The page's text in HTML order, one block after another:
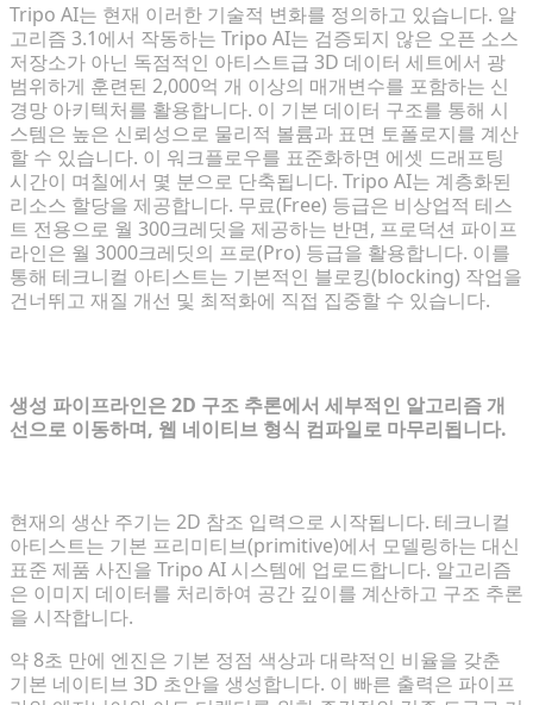
Tripo AI는 현재 이러한 기술적 변화를 정의하고 있습니다. 알
고리즘 3.1에서 작동하는 Tripo AI는 검증되지 않은 오픈 소스
저장소가 아닌 독점적인 아티스트급 3D 데이터 세트에서 광
범위하게 훈련된 2,000억 개 이상의 매개변수를 포함하는 신
경망 아키텍처를 활용합니다. 이 기본 데이터 구조를 통해 시
스템은 높은 신뢰성으로 물리적 볼륨과 표면 토폴로지를 계산
할 수 있습니다. 이 워크플로우를 표준화하면 에셋 드래프팅
시간이 며칠에서 몇 분으로 단축됩니다. Tripo AI는 계층화된
리소스 할당을 제공합니다. 무료(Free) 등급은 비상업적 테스
트 전용으로 월 300크레딧을 제공하는 반면, 프로덕션 파이프
라인은 월 3000크레딧의 프로(Pro) 등급을 활용합니다. 이를
통해 테크니컬 아티스트는 기본적인 블로킹(blocking) 작업을
건너뛰고 재질 개선 및 최적화에 직접 집중할 수 있습니다.
생성 파이프라인은 2D 구조 추론에서 세부적인 알고리즘 개
선으로 이동하며, 웹 네이티브 형식 컴파일로 마무리됩니다.
현재의 생산 주기는 2D 참조 입력으로 시작됩니다. 테크니컬
아티스트는 기본 프리미티브(primitive)에서 모델링하는 대신
표준 제품 사진을 Tripo AI 시스템에 업로드합니다. 알고리즘
은 이미지 데이터를 처리하여 공간 깊이를 계산하고 구조 추론
을 시작합니다.
약 8초 만에 엔진은 기본 정점 색상과 대략적인 비율을 갖춘
기본 네이티브 3D 초안을 생성합니다. 이 빠른 출력은 파이프